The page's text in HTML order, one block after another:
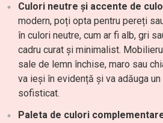
Culori neutre și accente de
modern, poți opta pentru pereți
în culori neutre, cum ar fi alb, gri
cadru curat și minimalist.
sale de lemn închise, maro sau
va ieși în evidență și va adăuga
sofisticat.
Paleta de culori